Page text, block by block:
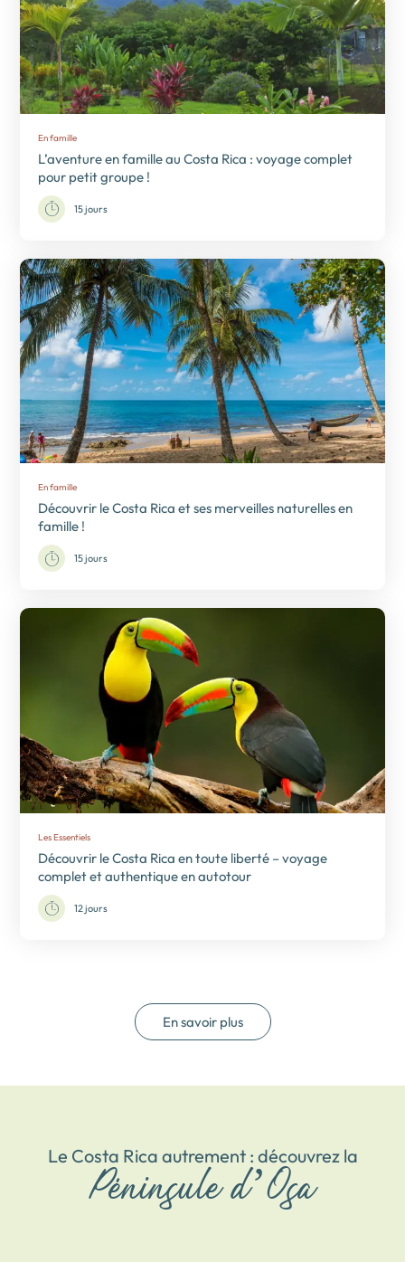
En famille
L’aventure en famille au Costa Rica : voyage complet
pour petit groupe !
15 jours
En famille
Découvrir le Costa Rica et ses merveilles naturelles en
famille !
15 jours
Les Essentiels
Découvrir le Costa Rica en toute liberté – voyage
complet et authentique en autotour
12 jours
En savoir plus
Le Costa Rica autrement : découvrez la
Péninsule d’Osa